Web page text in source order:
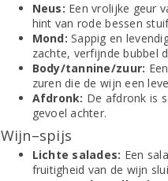
Neus: Een vrolijke geur
hint van rode bessen
Mond: Sappig en
zachte, verfijnde bubbel
Body/tannine/zuur:
zuren die de wijn een
Afdronk: De afdronk is
gevoel achter.
Wijn–spijs
Lichte salades: Een
fruitigheid van de wijn